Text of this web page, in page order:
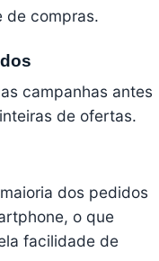
de compras.
campanhas antes
de ofertas.
dos pedidos
o que
facilidade de